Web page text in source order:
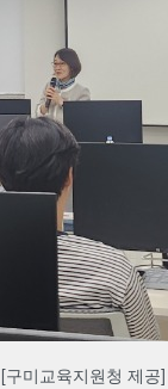
미교육지원청 제공]